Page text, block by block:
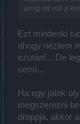
amíg ott volt a
Ezt mindenki
ahogy néztem
ezután!... De
sem!...
Ha egy játék
megszerezni
droppja, akkor